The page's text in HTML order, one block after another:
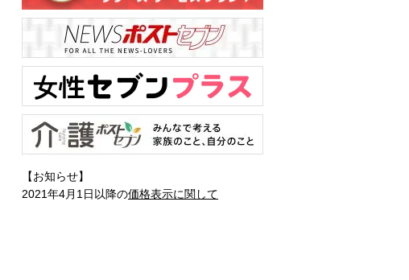
【お知らせ】
2021年4月1日以降の価格表示に関して